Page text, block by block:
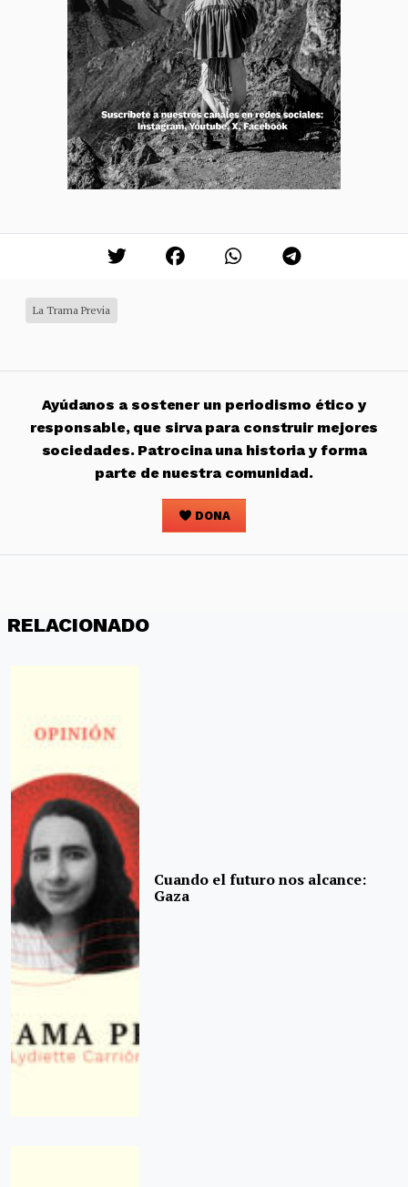
La Trama Previa
Ayúdanos a sostener un periodismo ético y
responsable, que sirva para construir mejores
sociedades. Patrocina una historia y forma
parte de nuestra comunidad.
DONA
RELACIONADO
Cuando el futuro nos alcance:
Gaza